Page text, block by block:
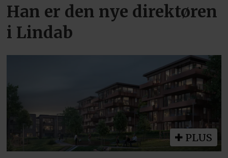
Han er den nye direktøren
i Lindab
PLUS